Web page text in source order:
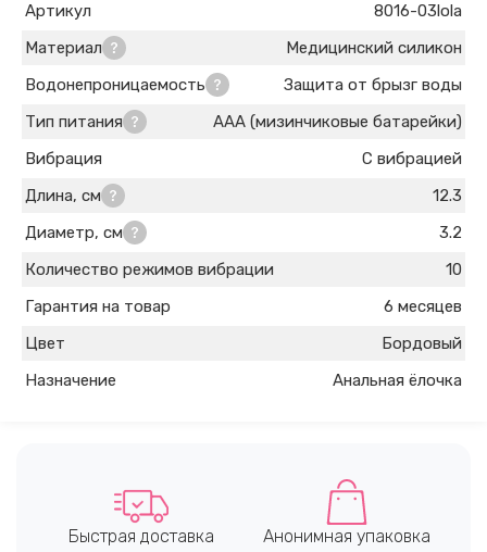
Артикул
8016-03lola
Материал
Медицинский силикон
Водонепроницаемость
Защита от брызг воды
Тип питания
AAA (мизинчиковые батарейки)
Вибрация
С вибрацией
Длина, см
12.3
Диаметр, см
3.2
Количество режимов вибрации
10
Гарантия на товар
6 месяцев
Цвет
Бордовый
Назначение
Анальная ёлочка
Быстрая доставка Анонимная упаковка